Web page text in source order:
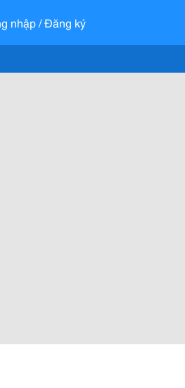
nhập / Đăng ký